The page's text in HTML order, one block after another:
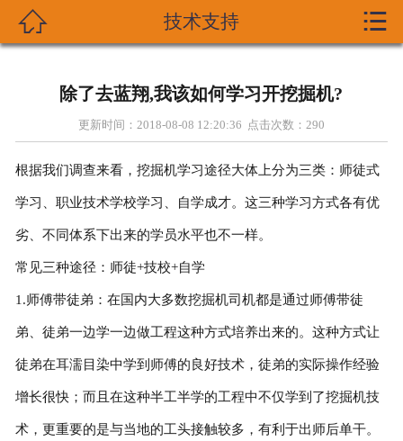
产品展示
新闻资讯
技术支持
成功案列
联系我们
 技术支持 
除了去蓝翔,我该如何学习开挖掘机?
更新时间：2018-08-08 12:20:36 点击次数： 290
根据我们调查来看，挖掘机学习途径大体上分为三类：师徒式
学习、职业技术学校学习、自学成才。这三种学习方式各有优
劣、不同体系下出来的学员水平也不一样。
常见三种途径：师徒+技校+自学
1.师傅带徒弟：在国内大多数挖掘机司机都是通过师傅带徒
弟、徒弟一边学一边做工程这种方式培养出来的。这种方式让
徒弟在耳濡目染中学到师傅的良好技术，徒弟的实际操作经验
增长很快；而且在这种半工半学的工程中不仅学到了挖掘机技
术，更重要的是与当地的工头接触较多，有利于出师后单干。